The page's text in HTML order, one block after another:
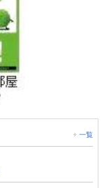
一覧